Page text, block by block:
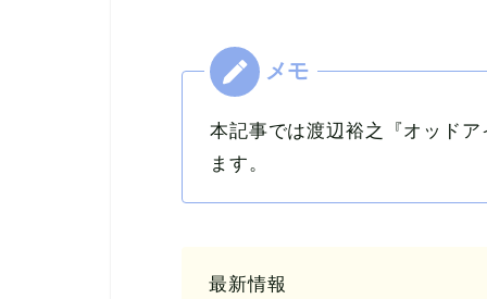
本記事では渡辺裕之『オッド
ます。
最新情報